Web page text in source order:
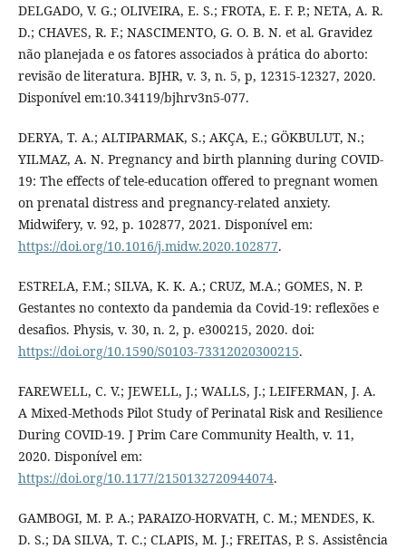
DELGADO, V. G.; OLIVEIRA, E. S.; FROTA, E. F. P.; NETA, A. R.
D.; CHAVES, R. F.; NASCIMENTO, G. O. B. N. et al. Gravidez
não planejada e os fatores associados à prática do aborto:
revisão de literatura. BJHR, v. 3, n. 5, p, 12315-12327, 2020.
Disponível em:10.34119/bjhrv3n5-077.
DERYA, T. A.; ALTIPARMAK, S.; AKÇA, E.; GÖKBULUT, N.;
YILMAZ, A. N. Pregnancy and birth planning during COVID-
19: The effects of tele-education offered to pregnant women
on prenatal distress and pregnancy-related anxiety.
Midwifery, v. 92, p. 102877, 2021. Disponível em:
https://doi.org/10.1016/j.midw.2020.102877.
ESTRELA, F.M.; SILVA, K. K. A.; CRUZ, M.A.; GOMES, N. P.
Gestantes no contexto da pandemia da Covid-19: reflexões e
desafios. Physis, v. 30, n. 2, p. e300215, 2020. doi:
https://doi.org/10.1590/S0103-73312020300215.
FAREWELL, C. V.; JEWELL, J.; WALLS, J.; LEIFERMAN, J. A.
A Mixed-Methods Pilot Study of Perinatal Risk and Resilience
During COVID-19. J Prim Care Community Health, v. 11,
2020. Disponível em:
https://doi.org/10.1177/2150132720944074.
GAMBOGI, M. P. A.; PARAIZO-HORVATH, C. M.; MENDES, K.
D. S.; DA SILVA, T. C.; CLAPIS, M. J.; FREITAS, P. S. Assistência